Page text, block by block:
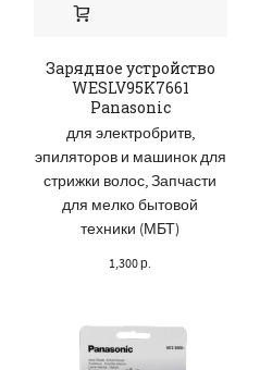
Зарядное устройство
WESLV95K7661
Panasonic
для электробритв,
эпиляторов и машинок для
стрижки волос,Запчасти
для мелко бытовой
техники (МБТ)
1,300р.